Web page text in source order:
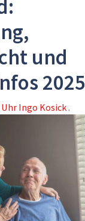
und
2025
Uhr Ingo Kosick .